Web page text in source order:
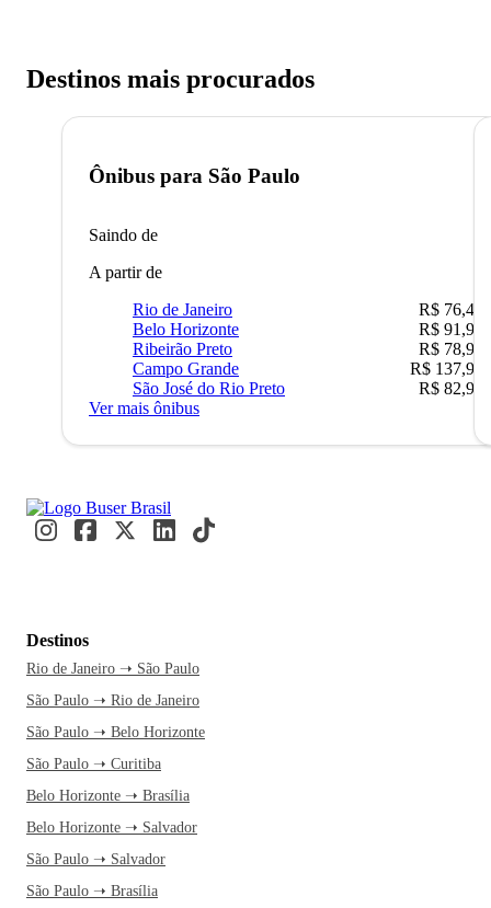
Destinos mais procurados
Ônibus para São Paulo
Saindo de
A partir de
Rio de Janeiro
R$ 76,42
Belo Horizonte
R$ 91,90
Ribeirão Preto
R$ 78,90
Campo Grande
R$ 137,90
São José do Rio Preto
R$ 82,90
Ver mais ônibus
Destinos
Rio de Janeiro ➝ São Paulo
São Paulo ➝ Rio de Janeiro
São Paulo ➝ Belo Horizonte
São Paulo ➝ Curitiba
Belo Horizonte ➝ Brasília
Belo Horizonte ➝ Salvador
São Paulo ➝ Salvador
São Paulo ➝ Brasília